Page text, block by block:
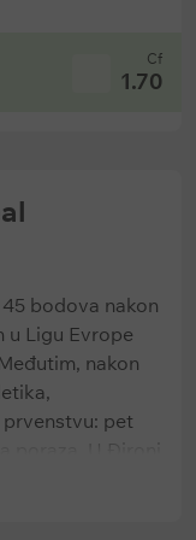
Cf
1.70
bodova nakon
u Ligu Evrope
nakon
pet
iznad zone